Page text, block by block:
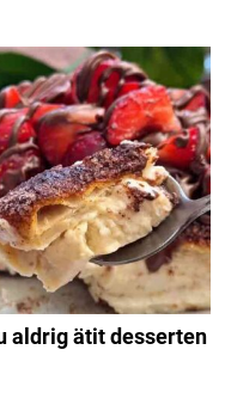
aldrig ätit desserten